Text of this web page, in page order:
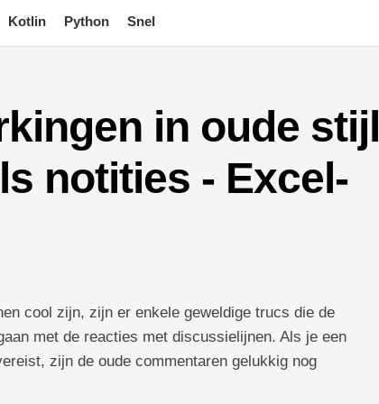
Kotlin Python Snel
in oude stijl
notities - Excel-
cool zijn, zijn er enkele geweldige trucs die de
met de reacties met discussielijnen. Als je een
zijn de oude commentaren gelukkig nog